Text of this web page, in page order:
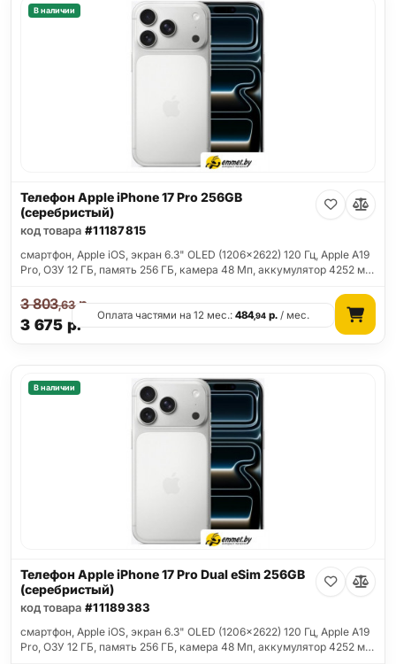
В наличии
Телефон Apple iPhone 17 Pro 256GB
(серебристый)
код товара #11187815
смартфон, Apple iOS, экран 6.3" OLED (1206x2622) 120 Гц, Apple A19
Pro, ОЗУ 12 ГБ, память 256 ГБ, камера 48 Мп, аккумулятор 4252 м…
3 675 р.
3 803,63р.
Оплата частями на 12 мес.:484,94 р. / мес.
В наличии
Телефон Apple iPhone 17 Pro Dual eSim 256GB
(серебристый)
код товара #11189383
смартфон, Apple iOS, экран 6.3" OLED (1206x2622) 120 Гц, Apple A19
Pro, ОЗУ 12 ГБ, память 256 ГБ, камера 48 Мп, аккумулятор 4252 м…